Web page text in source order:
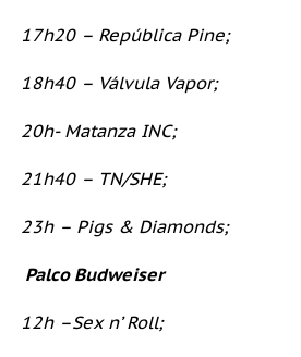
17h20 – República Pine;
18h40 – Válvula Vapor;
20h- Matanza INC;
21h40 – TN/SHE;
23h – Pigs & Diamonds;
Palco Budweiser
12h –Sex n’ Roll;